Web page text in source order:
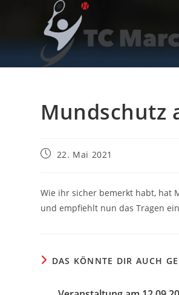
Mundschutz
Beitrag22. Mai 2021
Wie ihr sicher bemerkt habt, hat
und empfiehlt nun das Tragen
DAS KÖNNTE DIR AUCH